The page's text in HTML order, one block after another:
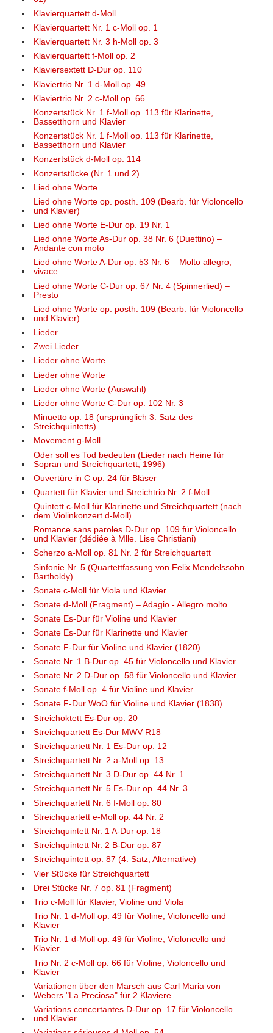
Klavierquartett d-Moll
Klavierquartett Nr. 1 c-Moll op. 1
Klavierquartett Nr. 3 h-Moll op. 3
Klavierquartett f-Moll op. 2
Klaviersextett D-Dur op. 110
Klaviertrio Nr. 1 d-Moll op. 49
Klaviertrio Nr. 2 c-Moll op. 66
Konzertstück Nr. 1 f-Moll op. 113 für Klarinette,
Bassetthorn und Klavier
Konzertstück Nr. 1 f-Moll op. 113 für Klarinette,
Bassetthorn und Klavier
Konzertstück d-Moll op. 114
Konzertstücke (Nr. 1 und 2)
Lied ohne Worte
Lied ohne Worte op. posth. 109 (Bearb. für Violoncello
und Klavier)
Lied ohne Worte E-Dur op. 19 Nr. 1
Lied ohne Worte As-Dur op. 38 Nr. 6 (Duettino) –
Andante con moto
Lied ohne Worte A-Dur op. 53 Nr. 6 – Molto allegro,
vivace
Lied ohne Worte C-Dur op. 67 Nr. 4 (Spinnerlied) –
Presto
Lied ohne Worte op. posth. 109 (Bearb. für Violoncello
und Klavier)
Lieder
Zwei Lieder
Lieder ohne Worte
Lieder ohne Worte
Lieder ohne Worte (Auswahl)
Lieder ohne Worte C-Dur op. 102 Nr. 3
Minuetto op. 18 (ursprünglich 3. Satz des
Streichquintetts)
Movement g-Moll
Oder soll es Tod bedeuten (Lieder nach Heine für
Sopran und Streichquartett, 1996)
Ouvertüre in C op. 24 für Bläser
Quartett für Klavier und Streichtrio Nr. 2 f-Moll
Quintett c-Moll für Klarinette und Streichquartett (nach
dem Violinkonzert d-Moll)
Romance sans paroles D-Dur op. 109 für Violoncello
und Klavier (dédiée à Mlle. Lise Christiani)
Scherzo a-Moll op. 81 Nr. 2 für Streichquartett
Sinfonie Nr. 5 (Quartettfassung von Felix Mendelssohn
Bartholdy)
Sonate c-Moll für Viola und Klavier
Sonate d-Moll (Fragment) – Adagio - Allegro molto
Sonate Es-Dur für Violine und Klavier
Sonate Es-Dur für Klarinette und Klavier
Sonate F-Dur für Violine und Klavier (1820)
Sonate Nr. 1 B-Dur op. 45 für Violoncello und Klavier
Sonate Nr. 2 D-Dur op. 58 für Violoncello und Klavier
Sonate f-Moll op. 4 für Violine und Klavier
Sonate F-Dur WoO für Violine und Klavier (1838)
Streichoktett Es-Dur op. 20
Streichquartett Es-Dur MWV R18
Streichquartett Nr. 1 Es-Dur op. 12
Streichquartett Nr. 2 a-Moll op. 13
Streichquartett Nr. 3 D-Dur op. 44 Nr. 1
Streichquartett Nr. 5 Es-Dur op. 44 Nr. 3
Streichquartett Nr. 6 f-Moll op. 80
Streichquartett e-Moll op. 44 Nr. 2
Streichquintett Nr. 1 A-Dur op. 18
Streichquintett Nr. 2 B-Dur op. 87
Streichquintett op. 87 (4. Satz, Alternative)
Vier Stücke für Streichquartett
Drei Stücke Nr. 7 op. 81 (Fragment)
Trio c-Moll für Klavier, Violine und Viola
Trio Nr. 1 d-Moll op. 49 für Violine, Violoncello und
Klavier
Trio Nr. 1 d-Moll op. 49 für Violine, Violoncello und
Klavier
Trio Nr. 2 c-Moll op. 66 für Violine, Violoncello und
Klavier
Variationen über den Marsch aus Carl Maria von
Webers "La Preciosa" für 2 Klaviere
Variations concertantes D-Dur op. 17 für Violoncello
und Klavier